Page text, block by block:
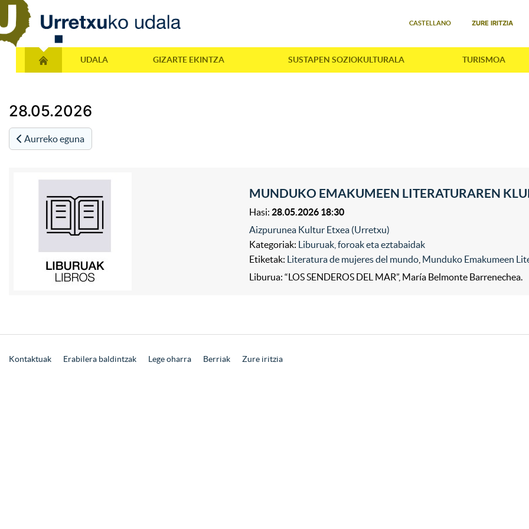
CASTELLANO ZURE IRITZIA
UDALA GIZARTE EKINTZA SUSTAPEN SOZIOKULTURALA TURISMOA
28.05.2026
Aurreko eguna
MUNDUKO EMAKUMEEN LITERATURAREN
Hasi: 28.05.2026 18:30
Aizpurunea Kultur Etxea (Urretxu)
Kategoriak: Liburuak, foroak eta eztabaidak
Etiketak: Literatura de mujeres del mundo Munduko Emakumeen
Liburua: “LOS SENDEROS DEL MAR”, María Belmonte Barrenechea.
Kontaktuak Erabilera baldintzak Lege oharra Berriak Zure iritzia